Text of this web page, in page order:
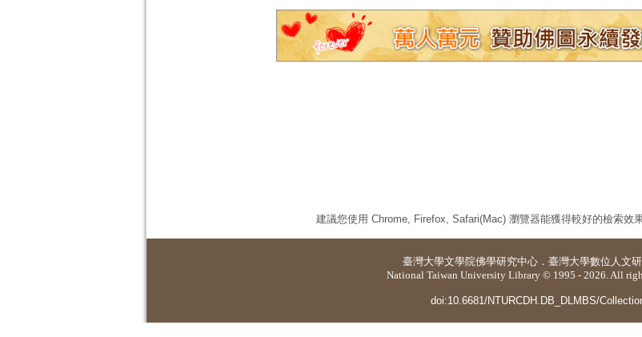
建議您使用 Chrome, Firefox, Safari(Mac) 瀏覽器能獲得較好的檢索效
臺灣大學文學院佛學研究中心 ． 臺灣大學數位人文
National Taiwan University Library © 1995 - 2026. All
doi:10.6681/NTURCDH.DB_DLMBS/